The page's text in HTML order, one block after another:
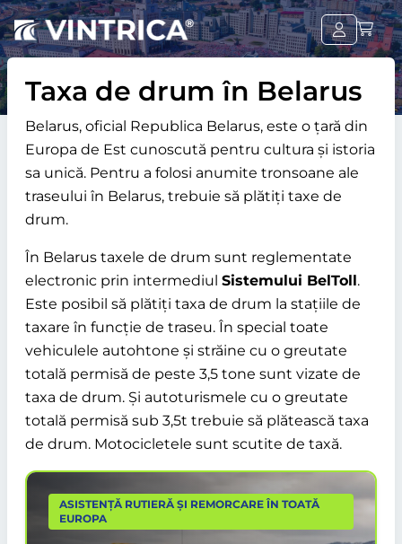
Taxa de drum în Belarus
Belarus, oficial Republica Belarus, este o țară din
Europa de Est cunoscută pentru cultura și istoria
sa unică. Pentru a folosi anumite tronsoane ale
traseului în Belarus, trebuie să plătiți taxe de
drum.
În Belarus taxele de drum sunt reglementate
electronic prin intermediul Sistemului BelToll.
Este posibil să plătiți taxa de drum la stațiile de
taxare în funcție de traseu. În special toate
vehiculele autohtone și străine cu o greutate
totală permisă de peste 3,5 tone sunt vizate de
taxa de drum. Și autoturismele cu o greutate
totală permisă sub 3,5t trebuie să plătească taxa
de drum. Motocicletele sunt scutite de taxă.
ASISTENȚĂ RUTIERĂ ȘI REMORCARE ÎN TOATĂ
EUROPA